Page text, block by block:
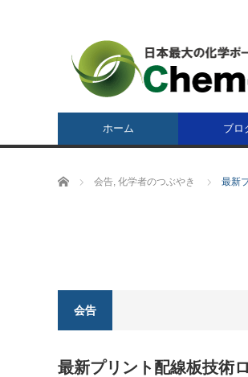
ホーム ブロ
ホーム 会告, 化学者のつぶやき 最新
会告
最新プリント配線板技術